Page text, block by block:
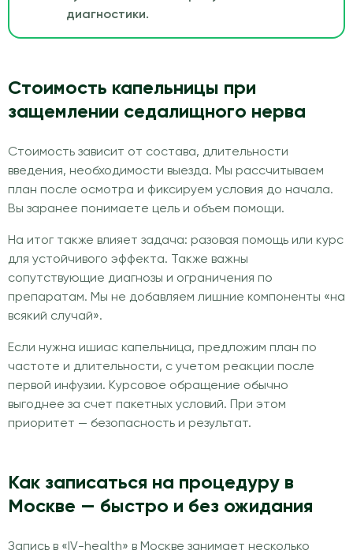
диагностики.
Стоимость капельницы при
защемлении седалищного нерва
Стоимость зависит от состава, длительности
введения, необходимости выезда. Мы рассчитываем
план после осмотра и фиксируем условия до начала.
Вы заранее понимаете цель и объем помощи.
На итог также влияет задача: разовая помощь или курс
для устойчивого эффекта. Также важны
сопутствующие диагнозы и ограничения по
препаратам. Мы не добавляем лишние компоненты «на
всякий случай».
Если нужна ишиас капельница, предложим план по
частоте и длительности, с учетом реакции после
первой инфузии. Курсовое обращение обычно
выгоднее за счет пакетных условий. При этом
приоритет — безопасность и результат.
Как записаться на процедуру в
Москве — быстро и без ожидания
Запись в «IV-health» в Москве занимает несколько